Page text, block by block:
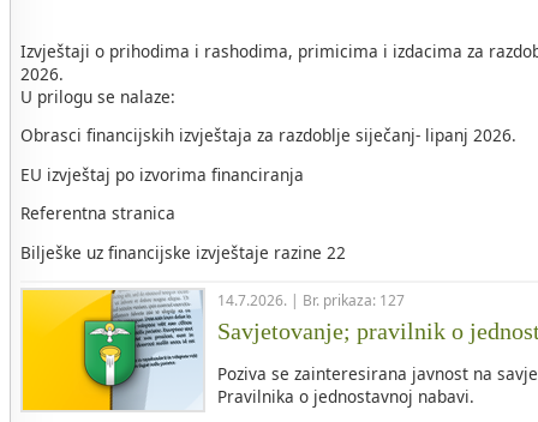
Izvještaji o prihodima i rashodima, primicima i izdacima za
2026.
U prilogu se nalaze:
Obrasci financijskih izvještaja za razdoblje siječanj- lipanj 2026.
EU izvještaj po izvorima financiranja
Referentna stranica
Bilješke uz financijske izvještaje razine 22
14.7.2026. | Br. prikaza: 127
Savjetovanje; pravilnik o
Poziva se zainteresirana javnost na
Pravilnika o jednostavnoj nabavi.